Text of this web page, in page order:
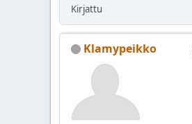
Kirjattu
Klamypeikko